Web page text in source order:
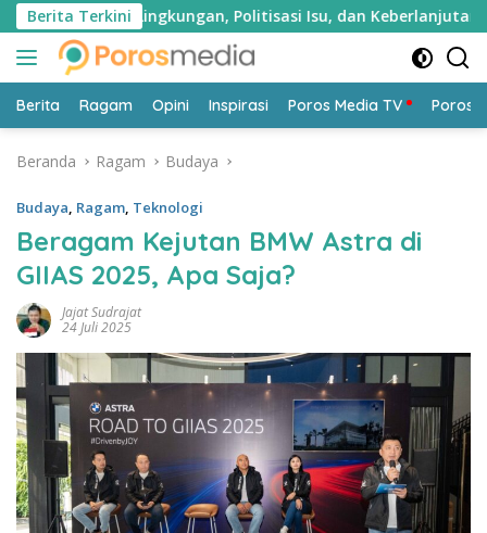
Langsung
ke
konten
Berita Terkini
Lingkungan, Politisasi Isu, dan Keberlanjutan Ekonomi
Berita Ragam Opini Inspirasi Poros Media TV Poros
Beranda Ragam Budaya
Budaya, Ragam, Teknologi
Beragam Kejutan BMW Astra di
GIIAS 2025, Apa Saja?
Jajat Sudrajat
24 Juli 2025